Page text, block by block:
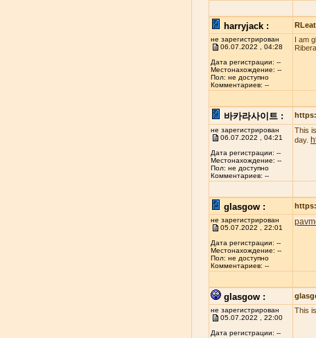
harryjack :
не зарегистрирован
06.07.2022 , 04:28
Дата регистрации: --
Местонахождение: --
Пол: не доступно
Комментариев: --
I am
바카라사이트 :
не зарегистрирован
06.07.2022 , 04:21
Дата регистрации: --
Местонахождение: --
Пол: не доступно
Комментариев: --
This
day.
glasgow :
не зарегистрирован
05.07.2022 , 22:01
Дата регистрации: --
Местонахождение: --
Пол: не доступно
Комментариев: --
glasgow :
не зарегистрирован
05.07.2022 , 22:00
Дата регистрации: --
This